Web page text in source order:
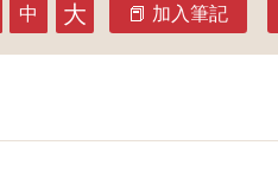
中 大 加入筆記